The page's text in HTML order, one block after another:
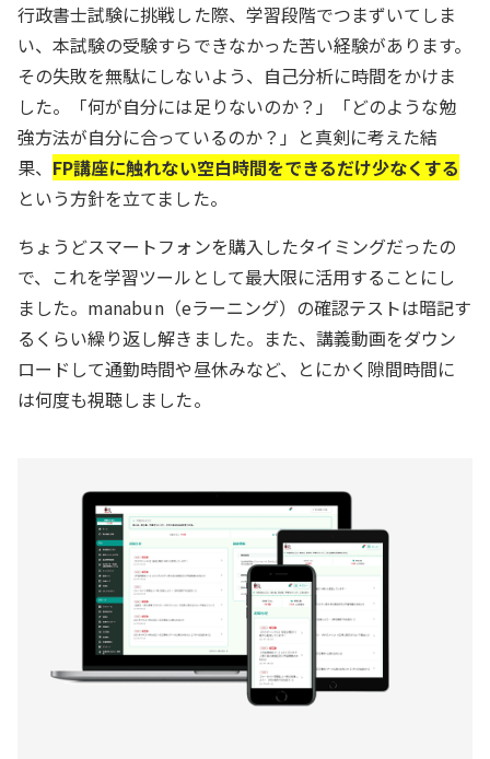
行政書士試験に挑戦した際、学習段階でつまずいてしま
い、本試験の受験すらできなかった苦い経験があります。
その失敗を無駄にしないよう、自己分析に時間をかけま
した。「何が自分には足りないのか？」「どのような勉
強方法が自分に合っているのか？」と真剣に考えた結
果、 FP講座に触れない空白時間をできるだけ少なくする
という方針を立てました。
ちょうどスマートフォンを購入したタイミングだったの
で、これを学習ツールとして最大限に活用することにし
ました。manabun（eラーニング）の確認テストは暗記す
るくらい繰り返し解きました。また、講義動画をダウン
ロードして通勤時間や昼休みなど、とにかく隙間時間に
は何度も視聴しました。